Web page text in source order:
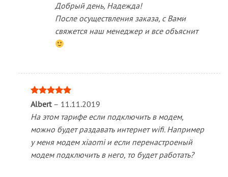
Добрый день, Надежда!
После осуществления заказа, с Вами
свяжется наш менеджер и все объяснит
Оценка 5
Albert – 11.11.2019
На этом тарифе если подключить в модем,
можно будет раздавать интернет wifi. Например
у меня модем xiaomi и если перенастроеный
модем подключить в него, то будет работать?